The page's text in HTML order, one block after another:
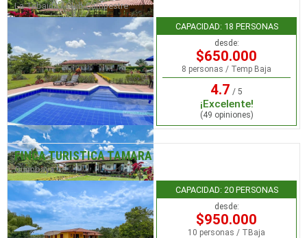
La Tebaida / Club Campestre
CAPACIDAD: 18 PERSONAS
desde:
$650.000
8 personas / Temp Baja
4.7 / 5
¡Excelente!
(49 opiniones)
FINCA TURISTICA TAMARA
Quimbaya
CAPACIDAD: 20 PERSONAS
desde:
$950.000
10 personas / TBaja